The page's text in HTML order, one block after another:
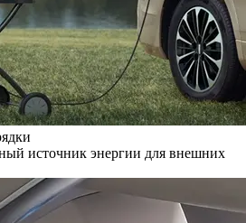
источник энергии для внешних